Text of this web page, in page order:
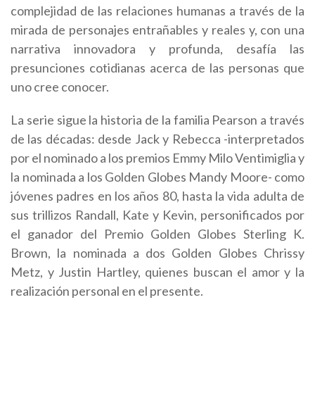
complejidad de las relaciones humanas a través de la
mirada de personajes entrañables y reales y, con una
narrativa innovadora y profunda, desafía las
presunciones cotidianas acerca de las personas que
uno cree conocer.
La serie sigue la historia de la familia Pearson a través
de las décadas: desde Jack y Rebecca -interpretados
por el nominado a los premios Emmy Milo Ventimiglia y
la nominada a los Golden Globes Mandy Moore- como
jóvenes padres en los años 80, hasta la vida adulta de
sus trillizos Randall, Kate y Kevin, personificados por
el ganador del Premio Golden Globes Sterling K.
Brown, la nominada a dos Golden Globes Chrissy
Metz, y Justin Hartley, quienes buscan el amor y la
realización personal en el presente.